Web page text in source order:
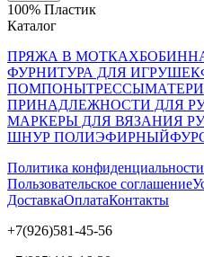
100% Пластик
Каталог
ПРЯЖА В МОТКАХ
ФУРНИТУРА ДЛЯ ИГРУШЕК
ПОМПОНЫТРЕССЫ
ПРИНАДЛЕЖНОСТИ ДЛЯ
МАРКЕРЫ ДЛЯ ВЯЗАНИЯ
ШНУР ПОЛИЭФИРНЫЙ
Политика
Пользовательское соглашение
ДоставкаОплатаКонтакты
+7(926)581-45-56